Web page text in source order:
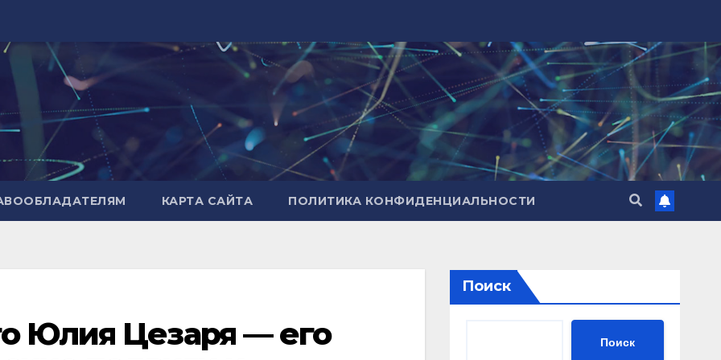
КАРТА САЙТА ПОЛИТИКА КОНФИДЕНЦИАЛЬНОСТИ
Юлия Цезаря — его
Поиск
Поиск